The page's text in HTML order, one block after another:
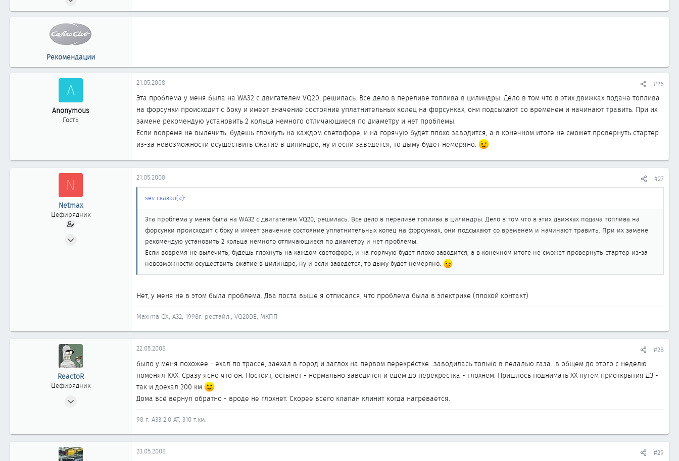
375
clubmaxima.ru
Рекомендации
A
Anonymous
Гость
21.05.2008 #26
Эта проблема у меня была на WA32 с двигателем VQ20, решилась. Все дело в переливе топлива в цилиндры. Дело в том что в этих движках подача топлива
на форсунки происходит с боку и имеет значение состояние уплатнительных колец на форсунках, они подсыхают со временем и начинают травить. При их
замене рекомендую установить 2 кольца немного отличающиеся по диаметру и нет проблемы.
Если вовремя не вылечить, будешь глохнуть на каждом светофоре, и на горячую будет плохо заводится, а в конечном итоге не сможет провернуть стартер
из-за невозможности осуществить сжатие в цилиндре, ну и если заведется, то дыму будет немеряно.
N
Netmax
Цефирядник
21.05.2008 #27
sev сказал(а):
Эта проблема у меня была на WA32 с двигателем VQ20, решилась. Все дело в переливе топлива в цилиндры. Дело в том что в этих движках подача топлива на
форсунки происходит с боку и имеет значение состояние уплатнительных колец на форсунках, они подсыхают со временем и начинают травить. При их замене
рекомендую установить 2 кольца немного отличающиеся по диаметру и нет проблемы.
Если вовремя не вылечить, будешь глохнуть на каждом светофоре, и на горячую будет плохо заводится, а в конечном итоге не сможет провернуть стартер из-за
невозможности осуществить сжатие в цилиндре, ну и если заведется, то дыму будет немеряно.
Нет, у меня не в этом была проблема. Два поста выше я отписался, что проблема была в электрике (плохой контакт)
Maxima QX, A32, 1998г. рестайл., VQ20DE, МКПП
ReactoR
Цефирядник
61
22.05.2008 #28
было у меня похожее - ехал по трассе, заехал в город и заглох на первом перекрёстке...заводилась только в педалью газа...в общем до этого с неделю
поменял КХХ. Сразу ясно что он. Постоит, остынет - нормально заводится и едем до перекрёстка - глохнем. Пришлось поднимать ХХ путём приоткрытия ДЗ -
так и доехал 200 км
Дома всё вернул обратно - вроде не глохнет. Скорее всего клапан клинит когда нагревается.
98 г. А33 2.0 АТ, 310 т.км.
23.05.2008 #29